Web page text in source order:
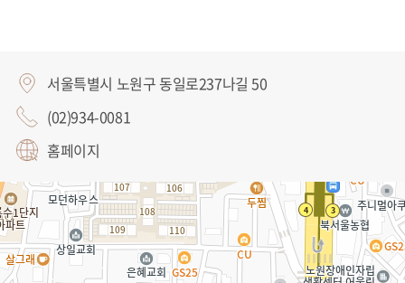
서울특별시 노원구 동일로237나길 50
(02)934-0081
홈페이지